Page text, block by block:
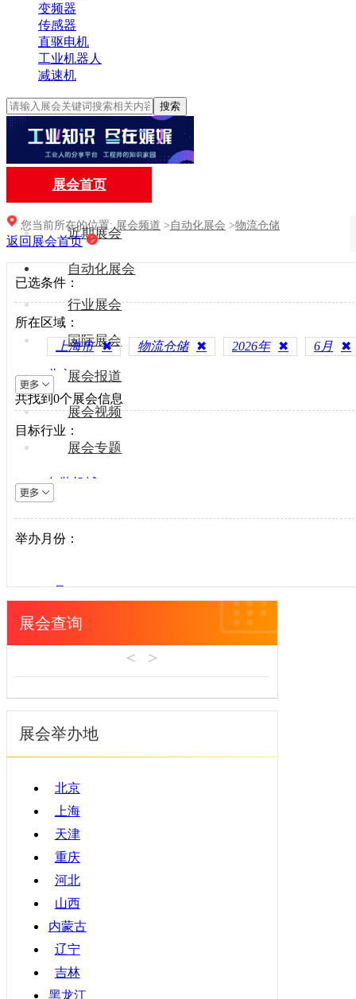
变频器
传感器
直驱电机
工业机器人
减速机
搜索
展会首页
近期展会
自动化展会
行业展会
国际展会
展会报道
展会视频
展会专题
您当前所在的位置: 展会频道 > 自动化展会 >物流仓储
返回展会首页
已选条件：
上海市 ✖ 物流仓储 ✖ 2026年 ✖ 6月 ✖
共找到0个展会信息
所在区域：
北京
上海
天津
重庆
山西
内蒙古
辽宁
黑龙江
江苏
江西
山东
河南
湖北
湖南
广东
广西
海南
四川
贵州
云南
西藏
陕西
目标行业：
包装机械
电梯设备
电子制造
供水处理
轨道交通
机床工具
建材机械
暖通空调
汽车制造
橡塑机械
烟草机械
医疗设备
印刷机械
举办月份：
1月
2月
6月
7月
8月
9月
10月
11月
12月
展会查询
展会举办地
北京
上海
天津
重庆
河北
山西
内蒙古
辽宁
吉林
黑龙江